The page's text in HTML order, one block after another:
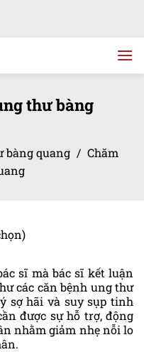
thư bàng
bàng quang / Chăm
sĩ mà bác sĩ kết luận
các căn bệnh ung thư
sợ hãi và suy sụp tinh
được sự hỗ trợ, động
nhằm giảm nhẹ nỗi lo